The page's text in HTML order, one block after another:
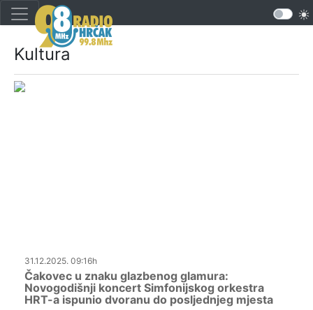
Kultura
31.12.2025. 09:16h
Čakovec u znaku glazbenog glamura:
Novogodišnji koncert Simfonijskog orkestra
HRT-a ispunio dvoranu do posljednjeg mjesta